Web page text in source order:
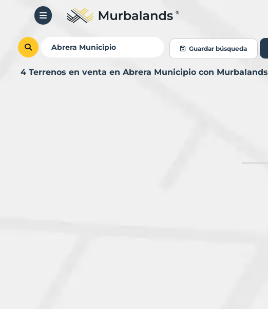
Guardar búsqueda
4 Terrenos en venta en Abrera Municipio con Murbalands